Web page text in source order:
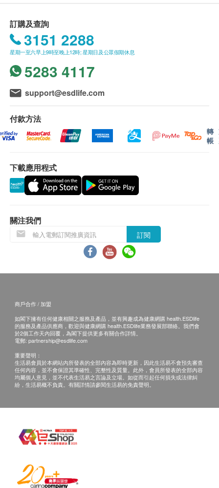
糖尿
血葡萄糖 (空腹)
甲狀腺
促甲狀腺激素
血液檢查
全血計數
泌尿情況
報告
詳盡健康檢查報告連醫生註解及建議
HK$1,000.0
梅毒血清試驗
90.0
肌酸肝、尿素、腎小球過濾率
350.0
愛滋病抗體一及二
HK$460.0
HK$3,450.0
靜態心電圖
癌症指標測試組合A
肝癌指標、胰臟癌指標、胃腫瘤指標、鼻咽癌腫瘤指標
全腹超聲波
肝炎伸延檢查
抗HAV總抗體、HBeAg、HBsAb
HK$930.0
HK$300.0
幽門螺旋菌吹氣測試
HK$2,070.0
HK$
2D乳房造影
腫，子宮內結構異常，子宮肌瘤，子宮內膜增生，
其他息肉及腫瘤等。
子宮頸抹片又稱為柏氏抹片檢查，是一個快捷而簡
變，能及早診斷和有助治療，以免發展成癌症。
所有身體檢查並非作為醫務診斷或治療用途。
免責聲明：
途。當閣下身體健康出現任何疾病徵兆時，應立即
諮詢有認可資格的醫生，作出診斷及治療。
本服務/產品由商戶提供。生活易【健康網購
health.ESDlife】並沒有經營或提供本服務/產品。
有關此服務/產品的錯漏或延誤，或因使用此服務/
產品而引致的損失、損害、受傷或法律訴訟，健康
查詢，須向提供服務之體檢中心或商戶提出。
訂購及查詢
3151 2288
星期一至六早上9時至晚上12時; 星期日及公眾假期休息
5283 4117
support@esdlife.com
付款方法
轉
帳
下載應用程式
關注我們
訂閱
商戶合作 / 加盟
如閣下擁有任何健康相關之服務及產品，並有興趣成為健康網購 health.ESDlife
的服務及產品供應商，歡迎與健康網購 health.ESDlife業務發展部聯絡。我們會
於2個工作天內回覆，為閣下提供更多有關合作詳情。
電郵: partnership@esdlife.com
重要聲明：
生活易會員於本網站內所發表的全部內容為即時更新，因此生活易不會預先審查
任何內容，並不會保證其準確性、完整性及質量。此外，會員所發表的全部內容
均屬個人意見，並不代表生活易之言論及立場。如從而引起任何損失或法律糾
紛，生活易概不負責。有關詳情請參閱生活易的免責聲明。